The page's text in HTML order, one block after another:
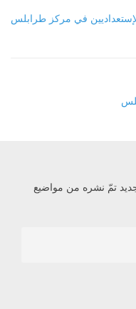
في مركز طرابلس
تمّ نشره من مواضيع